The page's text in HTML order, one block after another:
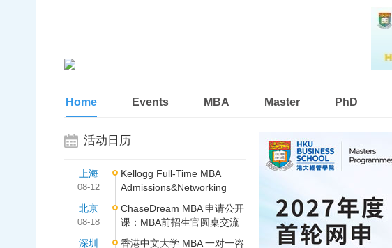
Home Events MBA Master PhD
活动日历
上海
08-12
Kellogg Full-Time MBA
Admissions&Networking
北京
08-18
ChaseDream MBA 申请公开
课：MBA前招生官圆桌交流
深圳
香港中文大学 MBA 一对一咨